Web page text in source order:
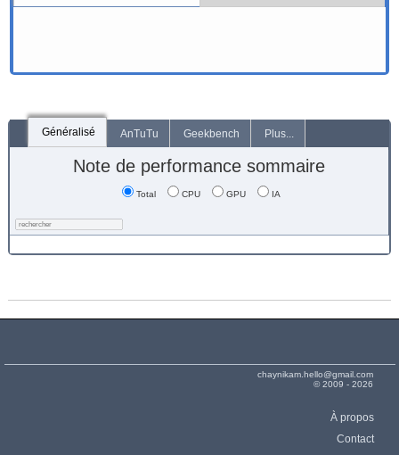
Généralisé AnTuTu Geekbench Plus...
Note de performance sommaire
Total CPU GPU IA
chaynikam.hello@gmail.com
© 2009 - 2026
À propos
Contact